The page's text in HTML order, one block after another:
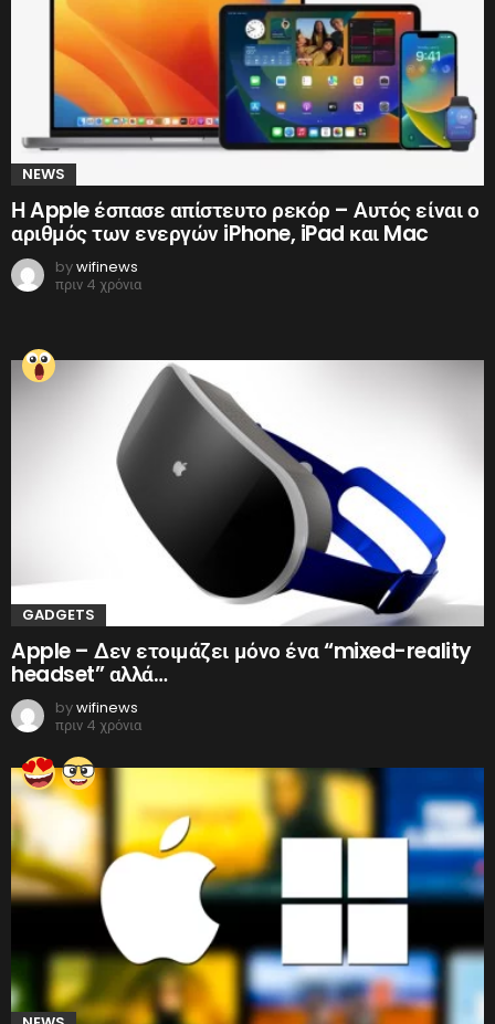
NEWS
Η Apple έσπασε απίστευτο ρεκόρ – Αυτός είναι ο
αριθμός των ενεργών iPhone, iPad και Mac
bywifinews
πριν 4 χρόνια
GADGETS
Apple – Δεν ετοιμάζει μόνο ένα “mixed-reality
headset” αλλά…
bywifinews
πριν 4 χρόνια